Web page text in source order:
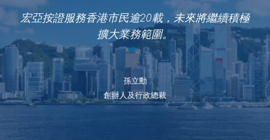
宏亞按證服務香港市民逾20載，未來將繼續積極
擴大業務範圍。
孫立勳
創辦人及行政總裁